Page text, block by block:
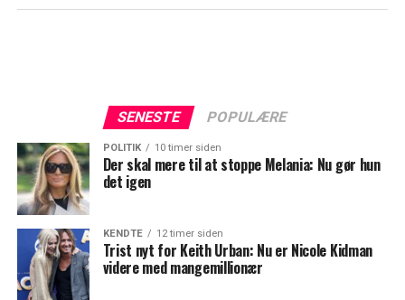
SENESTE POPULÆRE
POLITIK 10 timer siden
Der skal mere til at stoppe Melania: Nu gør hun
det igen
KENDTE 12 timer siden
Trist nyt for Keith Urban: Nu er Nicole Kidman
videre med mangemillionær